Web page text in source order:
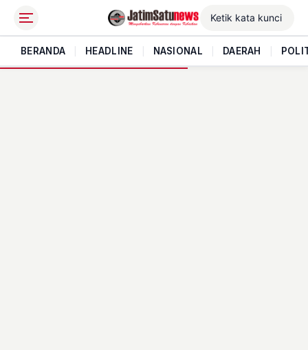
BERANDA HEADLINE NASIONAL DAERAH